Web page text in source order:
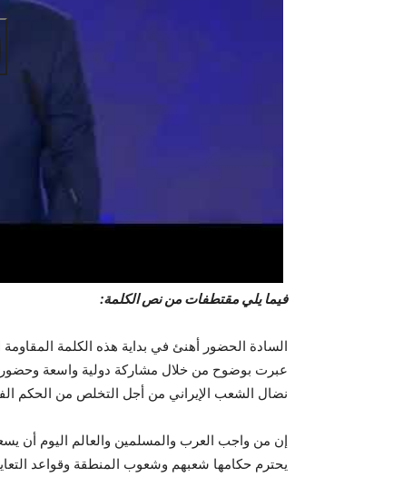
فيما يلي مقتطفات من نص الکلمة:
السادة الحضور أهنئ في بداية هذه الكلمة المقاومة
عبرت بوضوح من خلال مشاركة دولية واسعة
نضال الشعب الإيراني من أجل التخلص من الحكم
إن من واجب العرب والمسلمين والعالم اليوم أن
يحترم حكامها شعبهم وشعوب المنطقة وقواعد